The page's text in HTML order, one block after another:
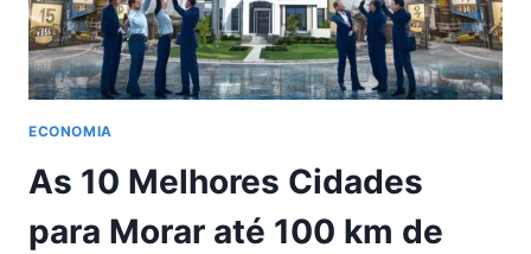
AGÊNCIA
ECONOMIA
As 10 Melhores Cidades
para Morar até 100 km de